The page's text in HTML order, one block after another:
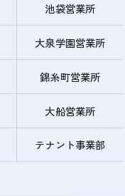
池袋営業所
大泉学園営業所
錦糸町営業所
大船営業所
テナント事業部